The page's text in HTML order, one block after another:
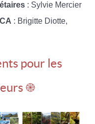
: Sylvie Mercier
: Brigitte Diotte,
pour les
֎